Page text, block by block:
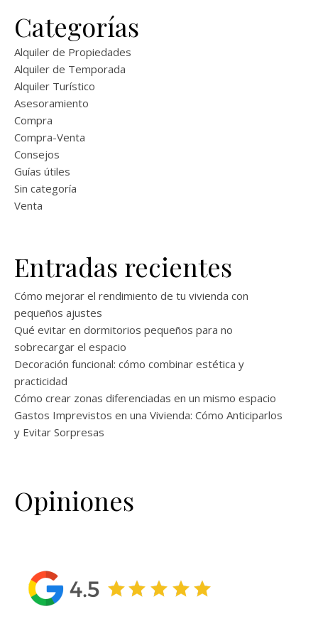
Categorías
Alquiler de Propiedades
Alquiler de Temporada
Alquiler Turístico
Asesoramiento
Compra
Compra-Venta
Consejos
Guías útiles
Sin categoría
Venta
Entradas recientes
Cómo mejorar el rendimiento de tu vivienda con
pequeños ajustes
Qué evitar en dormitorios pequeños para no
sobrecargar el espacio
Decoración funcional: cómo combinar estética y
practicidad
Cómo crear zonas diferenciadas en un mismo espacio
Gastos Imprevistos en una Vivienda: Cómo Anticiparlos
y Evitar Sorpresas
Opiniones